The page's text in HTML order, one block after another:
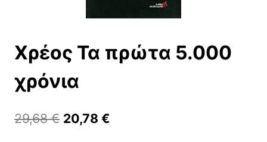
Χρέος Τα πρώτα 5.000
χρόνια
29,68€ Original
20,78 €